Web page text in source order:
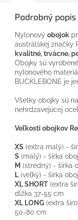
Podrobný popis
Nylonový obojok
austrálskej značky
kvalitné, trvácne,
Obojky sú
nylonového
BUCKLEBONE je
Všetky obojky sú
nehrdzavejúcej
Veľkosti obojkov
XS (extra malý) -
S (malý) - šírka
M (stredný) - šírka
L (veľký) - šírka
XL SHORT (extra
dĺžka 37-55 cm
XL LONG (extra
50-80 cm